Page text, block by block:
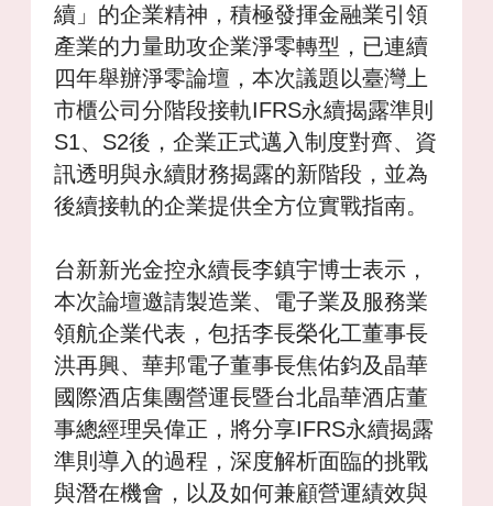
續」的企業精神，積極發揮金融業引領
產業的力量助攻企業淨零轉型，已連續
四年舉辦淨零論壇，本次議題以臺灣上
市櫃公司分階段接軌IFRS永續揭露準則
S1、S2後，企業正式邁入制度對齊、資
訊透明與永續財務揭露的新階段，並為
後續接軌的企業提供全方位實戰指南。
台新新光金控永續長李鎮宇博士表示，
本次論壇邀請製造業、電子業及服務業
領航企業代表，包括李長榮化工董事長
洪再興、華邦電子董事長焦佑鈞及晶華
國際酒店集團營運長暨台北晶華酒店董
事總經理吳偉正，將分享IFRS永續揭露
準則導入的過程，深度解析面臨的挑戰
與潛在機會，以及如何兼顧營運績效與